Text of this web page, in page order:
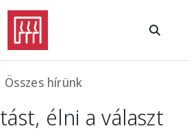
Összes hírünk
élni a választ